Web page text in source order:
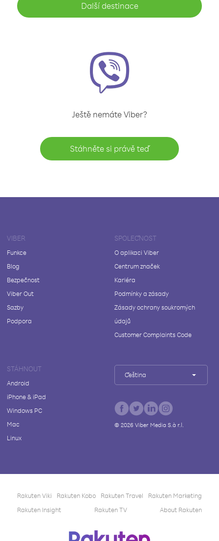
Další destinace
Ještě nemáte Viber?
Stáhněte si právě teď
VIBER
Funkce
Blog
Bezpečnost
Viber Out
Sazby
Podpora
SPOLEČNOST
O aplikaci Viber
Centrum značek
Kariéra
Podmínky a zásady
Zásady ochrany soukromých
údajů
Customer Complaints Code
STÁHNOUT
Android
iPhone & iPad
Windows PC
Mac
Linux
Čeština
© 2026Viber Media S.à r.l.
Rakuten Viki Rakuten Kobo Rakuten Travel
Rakuten Marketing
Rakuten Insight
Rakuten TV About Rakuten